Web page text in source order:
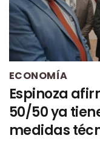
ECONOMÍA
Espinoza
50/50 ya
medidas